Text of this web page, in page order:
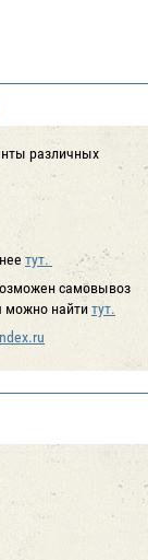
различных
тут.
самовывоз
можно найтитут.